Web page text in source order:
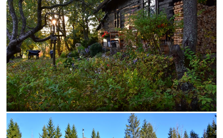
domčeky Liptov Morava most Praha
sysel tatry motýle poniklec stavba
Vianoce dom iné kaplnka Komárno leto
maky Varšava 2026 Bratislava Budapešť
chalupa ľudia mak sysle Valtice viniče
záhrada 2022 cintorín chalúpka jazero